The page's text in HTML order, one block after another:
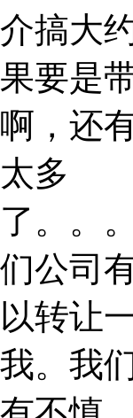
介搞大
果要是
啊，还
太多
了。。
们公司
以转让
我。我